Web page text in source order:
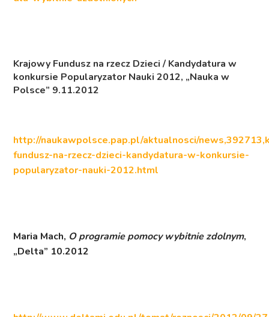
Krajowy Fundusz na rzecz Dzieci / Kandydatura w
konkursie Popularyzator Nauki 2012, „Nauka w
Polsce” 9.11.2012
http://naukawpolsce.pap.pl/aktualnosci/
fundusz-na-rzecz-dzieci-kandydatura-w-konkursie-
popularyzator-nauki-2012.html
Maria Mach, O programie pomocy wybitnie zdolnym,
„Delta” 10.2012